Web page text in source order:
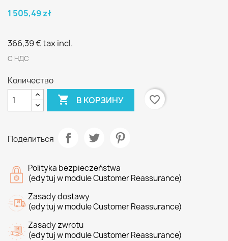
1 505,49 zł
366,39 €tax incl.
С НДС
Количество
 В КОРЗИНУ favorite_border
Поделиться
Polityka bezpieczeństwa
(edytuj w module Customer Reassurance)
Zasady dostawy
(edytuj w module Customer Reassurance)
Zasady zwrotu
(edytuj w module Customer Reassurance)